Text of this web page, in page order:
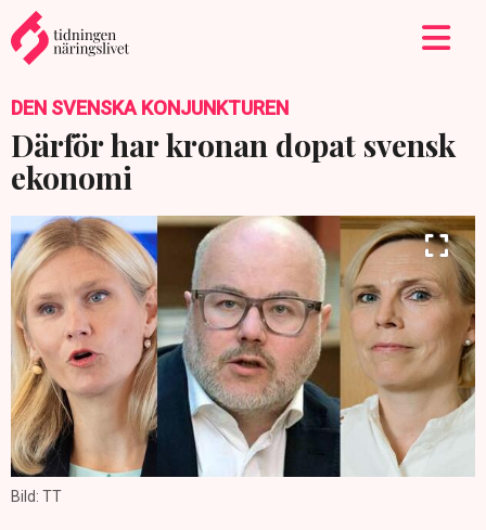
DEN SVENSKA KONJUNKTUREN
Därför har kronan dopat svensk
ekonomi
Bild: TT